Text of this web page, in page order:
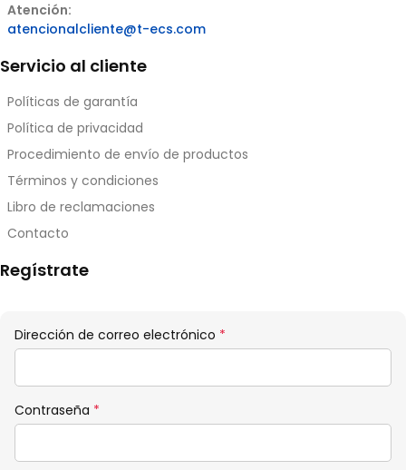
Atención:
atencionalcliente@t-ecs.com
Servicio al cliente
Políticas de garantía
Política de privacidad
Procedimiento de envío de productos
Términos y condiciones
Libro de reclamaciones
Contacto
Regístrate
Dirección de correo electrónico *
Contraseña *